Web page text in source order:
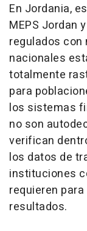
En Jordania,
MEPS Jordan
regulados
nacionales
totalmente
para
los sistemas
no son
verifican
los datos de
instituciones
requieren
resultados.